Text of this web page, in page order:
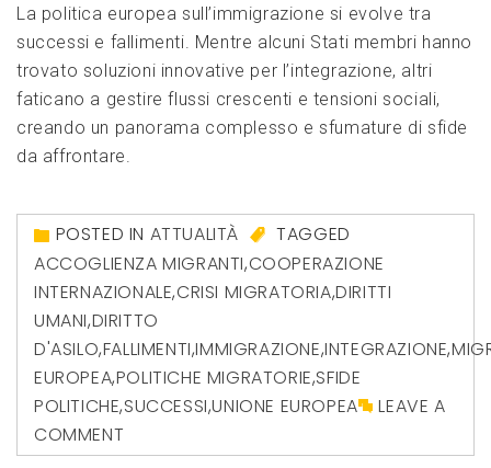
La politica europea sull’immigrazione si evolve tra
successi e fallimenti. Mentre alcuni Stati membri hanno
trovato soluzioni innovative per l’integrazione, altri
faticano a gestire flussi crescenti e tensioni sociali,
creando un panorama complesso e sfumature di sfide
da affrontare.
POSTED IN ATTUALITÀ
TAGGED
ACCOGLIENZA MIGRANTI,COOPERAZIONE
INTERNAZIONALE,CRISI MIGRATORIA,DIRITTI
UMANI,DIRITTO
D'ASILO,FALLIMENTI,IMMIGRAZIONE,INTEGRAZIONE,
EUROPEA,POLITICHE MIGRATORIE,SFIDE
POLITICHE,SUCCESSI,UNIONE EUROPEA
LEAVE A
COMMENT